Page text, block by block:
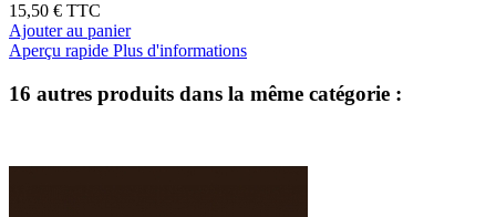
15,50 € TTC
Ajouter au panier
Aperçu rapide Plus d'informations
16 autres produits dans la même catégorie :